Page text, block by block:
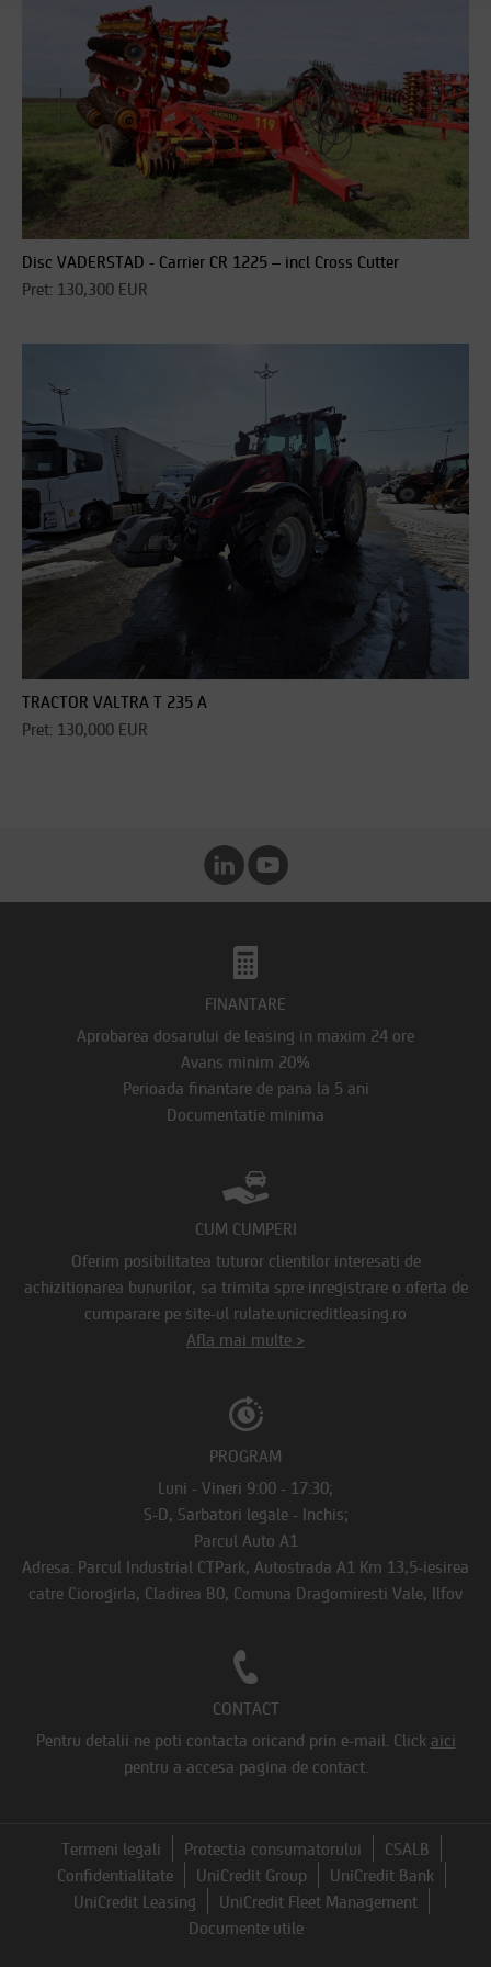
Disc VADERSTAD - Carrier CR 1225 – incl Cross Cutter
Pret: 130,300 EUR
TRACTOR VALTRA T 235 A
Pret: 130,000 EUR
FINANTARE
Aprobarea dosarului de leasing in maxim 24 ore
Avans minim 20%
Perioada finantare de pana la 5 ani
Documentatie minima
CUM CUMPERI
Oferim posibilitatea tuturor clientilor interesati de
achizitionarea bunurilor, sa trimita spre inregistrare o oferta de
cumparare pe site-ul rulate.unicreditleasing.ro
Afla mai multe >
PROGRAM
Luni - Vineri 9:00 - 17:30;
S-D, Sarbatori legale - Inchis;
Parcul Auto A1
Adresa: Parcul Industrial CTPark, Autostrada A1 Km 13,5-iesirea
catre Ciorogirla, Cladirea B0, Comuna Dragomiresti Vale, Ilfov
CONTACT
Pentru detalii ne poti contacta oricand prin e-mail. Click aici
pentru a accesa pagina de contact.
Termeni legali Protectia consumatorului
CSALB
Confidentialitate
UniCredit Group
UniCredit Bank
UniCredit Leasing
UniCredit Fleet Management
Documente utile